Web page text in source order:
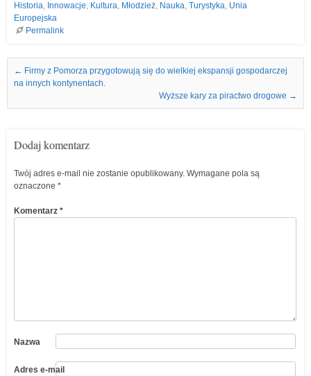
Historia, Innowacje, Kultura, Młodzież, Nauka, Turystyka, Unia
Europejska
Permalink
Nawigacja we wpisach
← Firmy z Pomorza przygotowują się do wielkiej ekspansji gospodarczej
na innych kontynentach.
Wyższe kary za piractwo drogowe →
Dodaj komentarz
Twój adres e-mail nie zostanie opublikowany. Wymagane pola są
oznaczone *
Komentarz *
Nazwa
Adres e-mail